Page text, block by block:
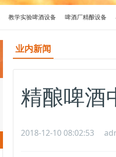
教学实验啤酒设备 啤酒厂精酿设备
业内新闻
精酿啤酒
2018-12-10 08:02:53